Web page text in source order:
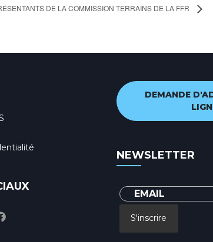
DE LA COMMISSION TERRAINS DE LA FFR
DEMANDE
NEWSLETTER
S'inscrire